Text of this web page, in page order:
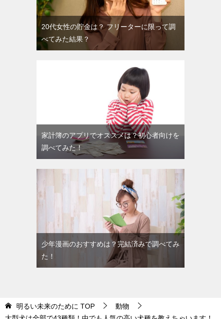
20代女性の貯金は？ フリーターに限って調
べてみた結果？
家計簿のアプリでオススメは？初心者向けを
調べてみた！
少年漫画のおすすめは？完結済みで調べてみ
た！
明るい未来のために TOP
動物